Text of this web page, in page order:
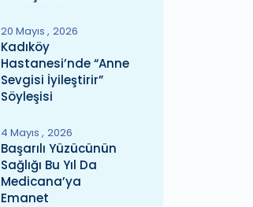
20 Mayıs 2026
Kadıköy
Hastanesi’nde “Anne
Sevgisi İyileştirir”
Söyleşisi
4 Mayıs 2026
Başarılı Yüzücünün
Sağlığı Bu Yıl Da
Medicana’ya
Emanet